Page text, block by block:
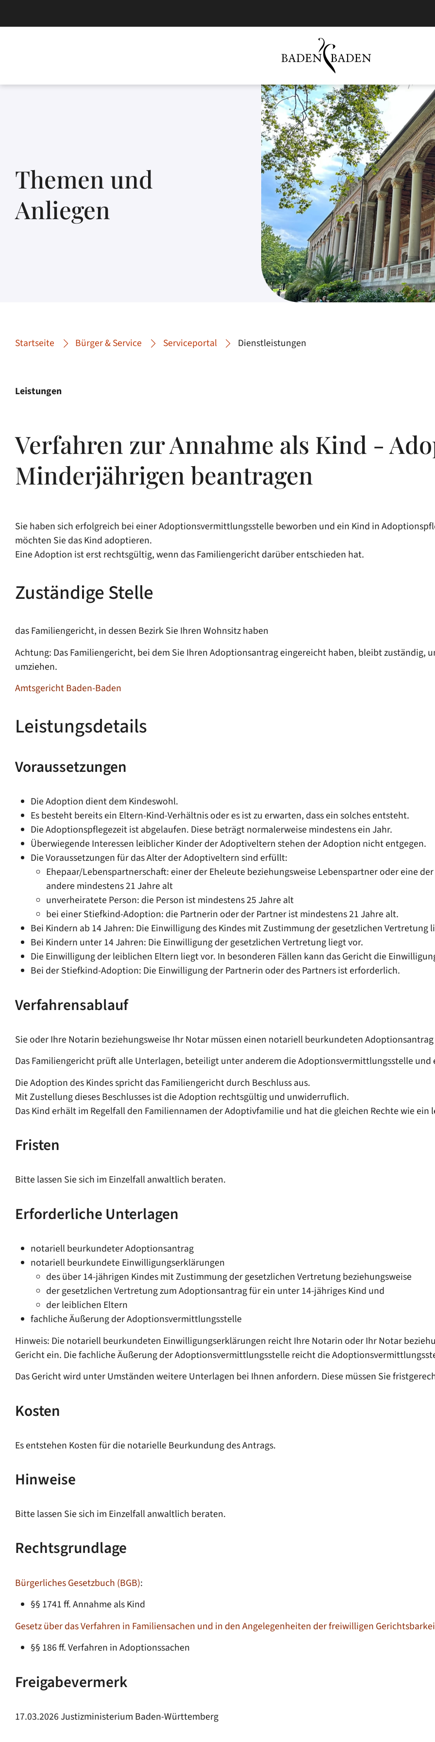
Themen und
Anliegen
Startseite Bürger & Service Serviceportal Dienstleistungen
Leistungen
Verfahren zur Annahme als Kind -
Minderjährigen beantragen
Sie haben sich erfolgreich bei einer Adoptionsvermittlungsstelle beworben und ein Kind in
möchten Sie das Kind adoptieren.
Eine Adoption ist erst rechtsgültig, wenn das Familiengericht darüber entschieden hat.
Zuständige Stelle
das Familiengericht, in dessen Bezirk Sie Ihren Wohnsitz haben
Achtung: Das Familiengericht, bei dem Sie Ihren Adoptionsantrag eingereicht haben, bleibt zuständig,
umziehen.
Amtsgericht Baden-Baden
Leistungsdetails
Voraussetzungen
Die Adoption dient dem Kindeswohl.
Es besteht bereits ein Eltern-Kind-Verhältnis oder es ist zu erwarten, dass ein solches entsteht.
Die Adoptionspflegezeit ist abgelaufen. Diese beträgt normalerweise mindestens ein Jahr.
Überwiegende Interessen leiblicher Kinder der Adoptiveltern stehen der Adoption nicht entgegen.
Die Voraussetzungen für das Alter der Adoptiveltern sind erfüllt:
Ehepaar/Lebenspartnerschaft: einer der Eheleute beziehungsweise Lebenspartner oder eine
andere mindestens 21 Jahre alt
unverheiratete Person: die Person ist mindestens 25 Jahre alt
bei einer Stiefkind-Adoption: die Partnerin oder der Partner ist mindestens 21 Jahre alt.
Bei Kindern ab 14 Jahren: Die Einwilligung des Kindes mit Zustimmung der gesetzlichen Vertretung
Bei Kindern unter 14 Jahren: Die Einwilligung der gesetzlichen Vertretung liegt vor.
Die Einwilligung der leiblichen Eltern liegt vor. In besonderen Fällen kann das Gericht die
Bei der Stiefkind-Adoption: Die Einwilligung der Partnerin oder des Partners ist erforderlich.
Verfahrensablauf
Sie oder Ihre Notarin beziehungsweise Ihr Notar müssen einen notariell beurkundeten
Das Familiengericht prüft alle Unterlagen, beteiligt unter anderem die Adoptionsvermittlungsstelle und
Die Adoption des Kindes spricht das Familiengericht durch Beschluss aus.
Mit Zustellung dieses Beschlusses ist die Adoption rechtsgültig und unwiderruflich.
Das Kind erhält im Regelfall den Familiennamen der Adoptivfamilie und hat die gleichen Rechte wie ein
Fristen
Bitte lassen Sie sich im Einzelfall anwaltlich beraten.
Erforderliche Unterlagen
notariell beurkundeter Adoptionsantrag
notariell beurkundete Einwilligungserklärungen
des über 14-jährigen Kindes mit Zustimmung der gesetzlichen Vertretung beziehungsweise
der gesetzlichen Vertretung zum Adoptionsantrag für ein unter 14-jähriges Kind und
der leiblichen Eltern
fachliche Äußerung der Adoptionsvermittlungsstelle
Hinweis: Die notariell beurkundeten Einwilligungserklärungen reicht Ihre Notarin oder Ihr Notar
Gericht ein. Die fachliche Äußerung der Adoptionsvermittlungsstelle reicht die
Das Gericht wird unter Umständen weitere Unterlagen bei Ihnen anfordern. Diese müssen Sie
Kosten
Es entstehen Kosten für die notarielle Beurkundung des Antrags.
Hinweise
Bitte lassen Sie sich im Einzelfall anwaltlich beraten.
Rechtsgrundlage
Bürgerliches Gesetzbuch (BGB):
§§ 1741 ff. Annahme als Kind
Gesetz über das Verfahren in Familiensachen und in den Angelegenheiten der freiwilligen
§§ 186 ff. Verfahren in Adoptionssachen
Freigabevermerk
17.03.2026 Justizministerium Baden-Württemberg